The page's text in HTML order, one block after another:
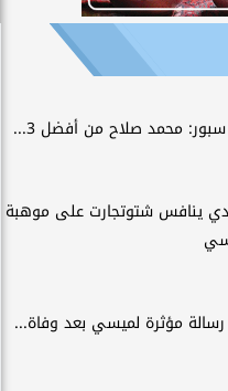
محمد صلاح من أفضل 3...
ينافس شتوتجارت على موهبة
مؤثرة لميسي بعد وفاة...